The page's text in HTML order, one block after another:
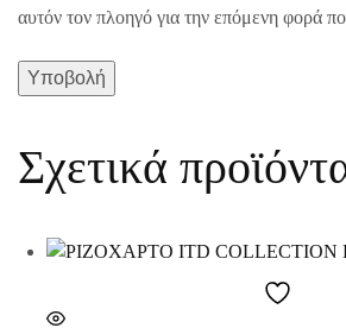
αυτόν τον πλοηγό για την επόμενη φορά
Σχετικά